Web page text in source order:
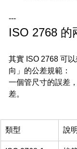
---
ISO 2768 的
其實 ISO 2768 可
向」的公差規範：
一個管尺寸的誤差
差。
類型 說明